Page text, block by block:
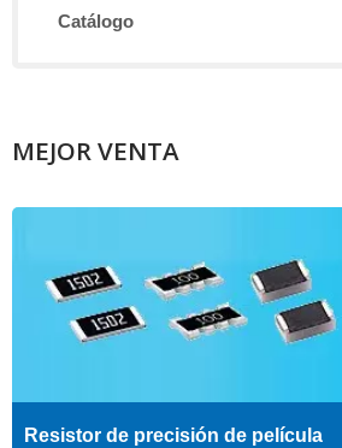
Catálogo
MEJOR VENTA
Resistor de precisión de película